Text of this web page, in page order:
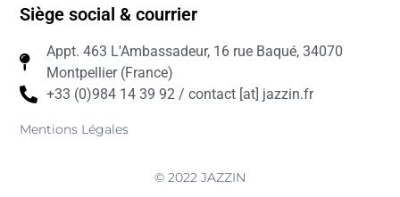
Siège social & courrier
Appt. 463 L'Ambassadeur, 16 rue Baqué, 34070
Montpellier (France)
+33 (0)984 14 39 92 / contact [at] jazzin.fr
Mentions Légales
© 2022 JAZZIN